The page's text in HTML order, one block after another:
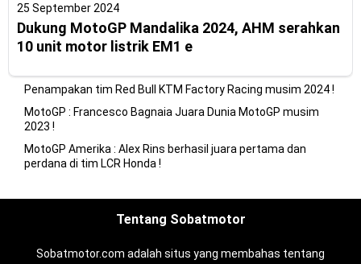
25 September 2024
Dukung MotoGP Mandalika 2024, AHM serahkan
10 unit motor listrik EM1 e
Penampakan tim Red Bull KTM Factory Racing musim 2024 !
MotoGP : Francesco Bagnaia Juara Dunia MotoGP musim
2023 !
MotoGP Amerika : Alex Rins berhasil juara pertama dan
perdana di tim LCR Honda !
Tentang Sobatmotor
Sobatmotor.com adalah situs yang membahas tentang